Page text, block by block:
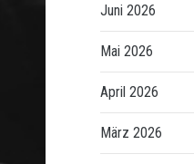
Juni 2026
Mai 2026
April 2026
März 2026